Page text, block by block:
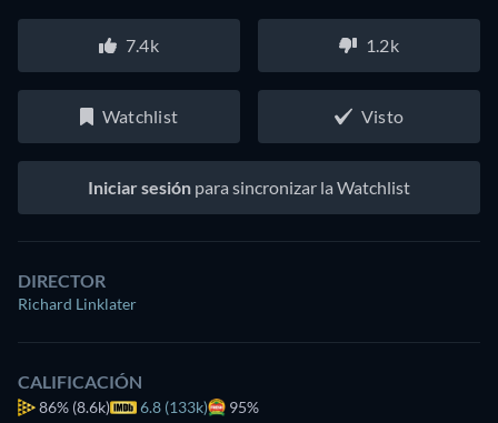
7.4k 1.2k
Watchlist Visto
Iniciar sesión para sincronizar la Watchlist
DIRECTOR
Richard Linklater
CALIFICACIÓN
86% (8.6k) 6.8 (133k) 95%